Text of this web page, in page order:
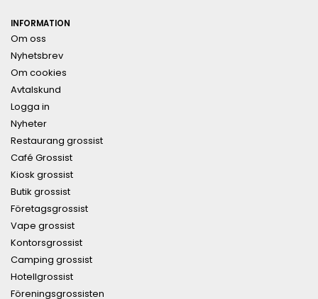
INFORMATION
Om oss
Nyhetsbrev
Om cookies
Avtalskund
Logga in
Nyheter
Restaurang grossist
Café Grossist
Kiosk grossist
Butik grossist
Företagsgrossist
Vape grossist
Kontorsgrossist
Camping grossist
Hotellgrossist
Föreningsgrossisten